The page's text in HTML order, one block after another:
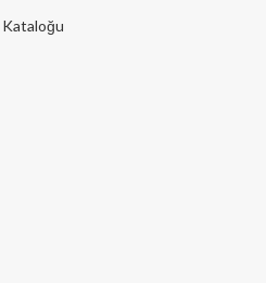
Kataloğu